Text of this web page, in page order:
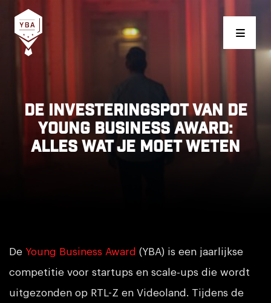
Young Business Award
De investeringspot van de
Young Business Award:
alles wat je moet weten
De Young Business Award (YBA) is een jaarlijkse
competitie voor startups en scale-ups die wordt
uitgezonden op RTL-Z en Videoland. Tijdens de